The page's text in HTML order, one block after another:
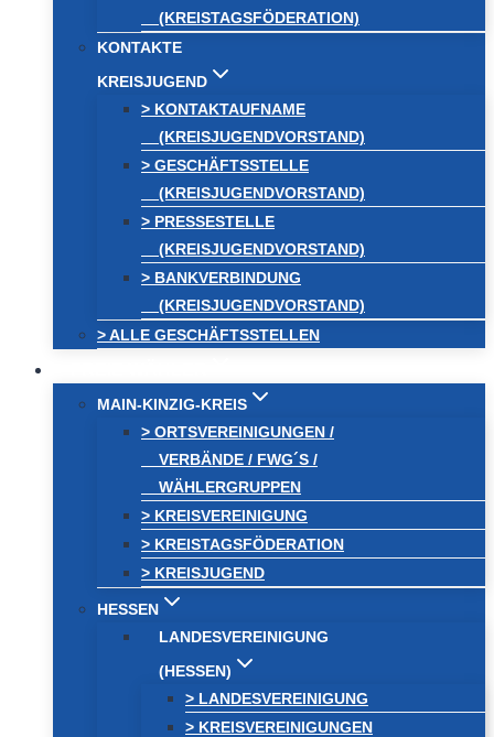
(KREISTAGSFÖDERATION)
KONTAKTE
KREISJUGEND
> KONTAKTAUFNAME
(KREISJUGENDVORSTAND)
> GESCHÄFTSSTELLE
(KREISJUGENDVORSTAND)
> PRESSESTELLE
(KREISJUGENDVORSTAND)
> BANKVERBINDUNG
(KREISJUGENDVORSTAND)
> ALLE GESCHÄFTSSTELLEN
MAIN-KINZIG-KREIS
> ORTSVEREINIGUNGEN /
VERBÄNDE / FWG´S /
WÄHLERGRUPPEN
> KREISVEREINIGUNG
> KREISTAGSFÖDERATION
> KREISJUGEND
HESSEN
LANDESVEREINIGUNG
(HESSEN)
> LANDESVEREINIGUNG
> KREISVEREINIGUNGEN